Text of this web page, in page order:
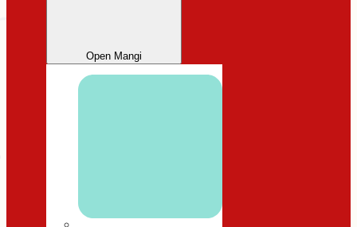
Open Mangi